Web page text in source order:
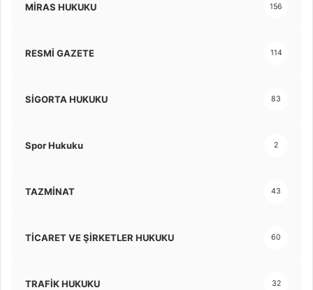
MİRAS HUKUKU 156
RESMİ GAZETE 114
SİGORTA HUKUKU 83
Spor Hukuku 2
TAZMİNAT 43
TİCARET VE ŞİRKETLER HUKUKU 60
TRAFİK HUKUKU 32